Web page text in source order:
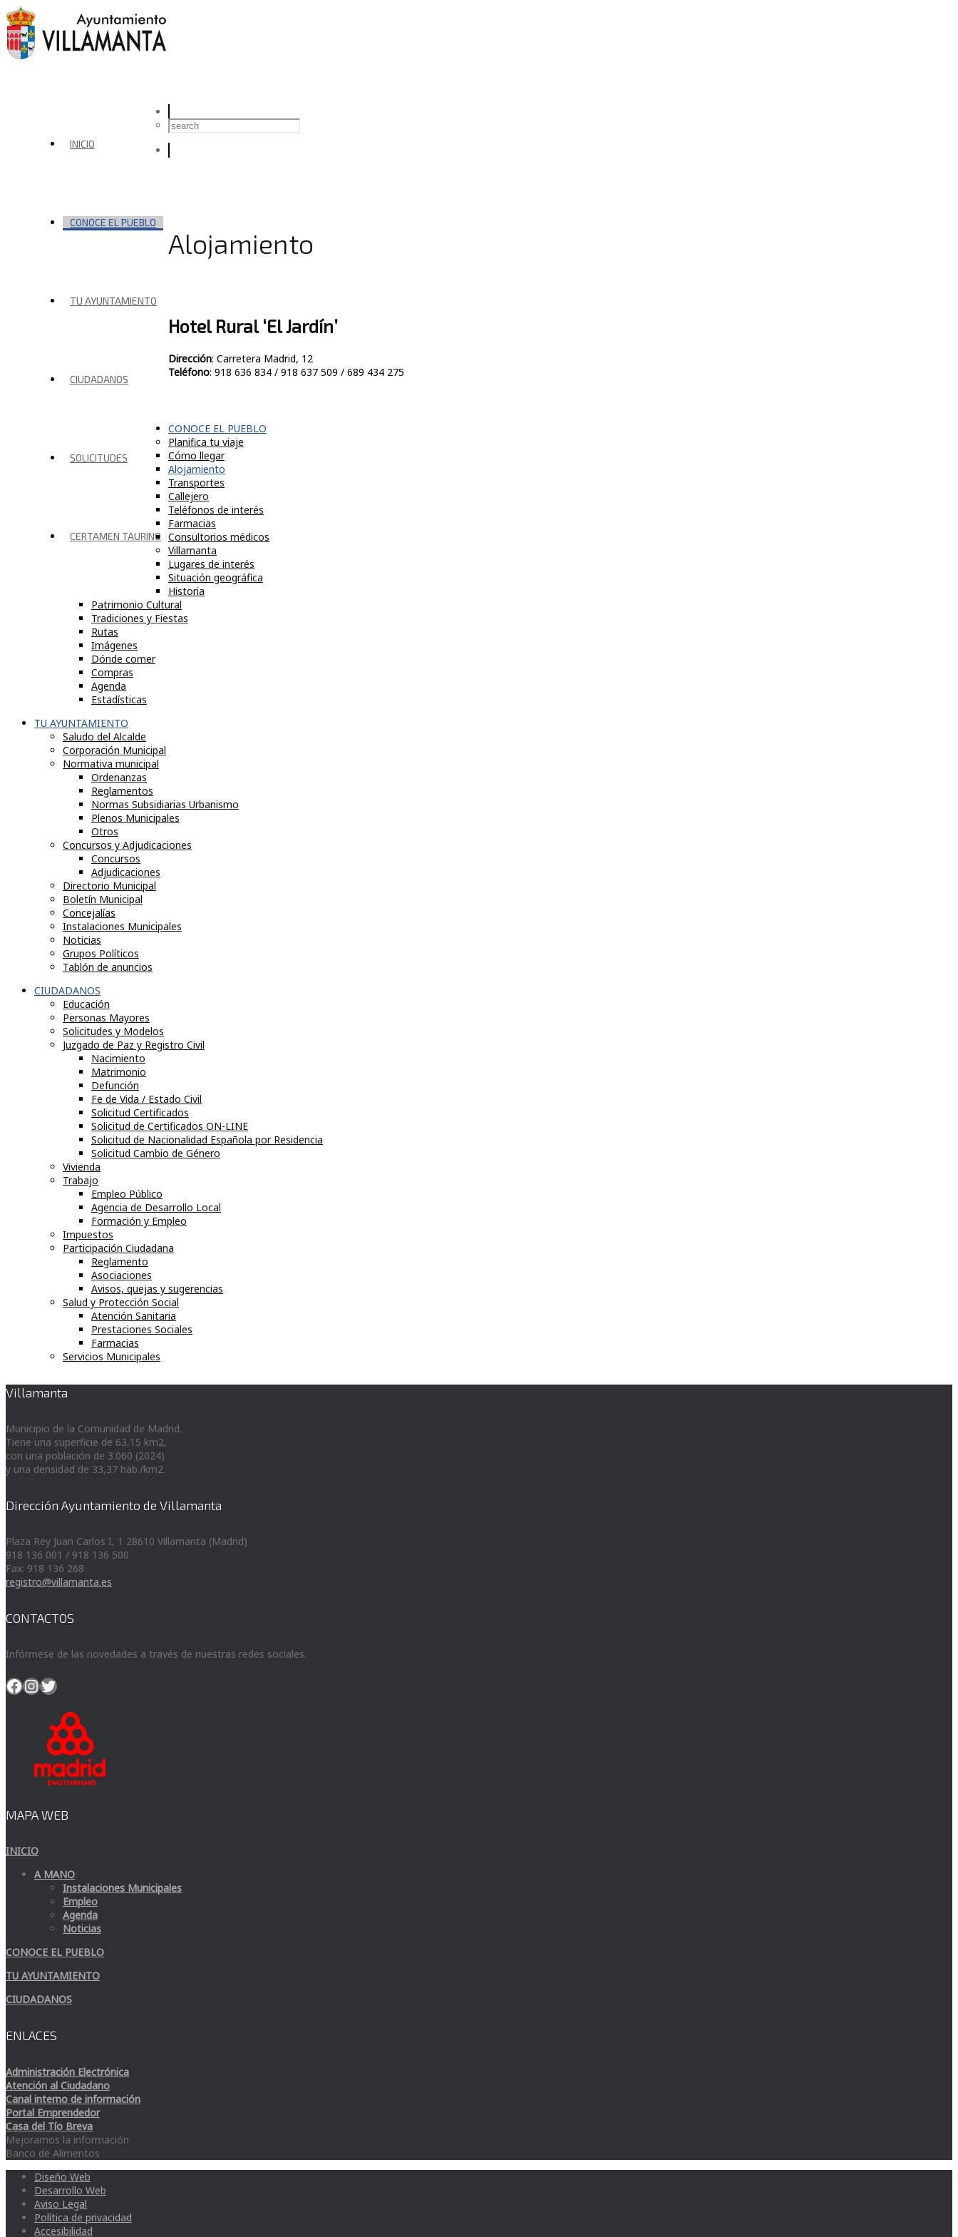
INICIO
CONOCE EL PUEBLO
TU AYUNTAMIENTO
CIUDADANOS
SOLICITUDES
CERTAMEN TAURINO
Alojamiento
Hotel Rural ‘El Jardín’
Dirección: Carretera Madrid, 12
Teléfono: 918 636 834 / 918 637 509 / 689 434 275
CONOCE EL PUEBLO
Planifica tu viaje
Cómo llegar
Alojamiento
Transportes
Callejero
Teléfonos de interés
Farmacias
Consultorios médicos
Villamanta
Lugares de interés
Situación geográfica
Historia
Patrimonio Cultural
Tradiciones y Fiestas
Rutas
Imágenes
Dónde comer
Compras
Agenda
Estadísticas
TU AYUNTAMIENTO
Saludo del Alcalde
Corporación Municipal
Normativa municipal
Ordenanzas
Reglamentos
Normas Subsidiarias Urbanismo
Plenos Municipales
Otros
Concursos y Adjudicaciones
Concursos
Adjudicaciones
Directorio Municipal
Boletín Municipal
Concejalías
Instalaciones Municipales
Noticias
Grupos Políticos
Tablón de anuncios
CIUDADANOS
Educación
Personas Mayores
Solicitudes y Modelos
Juzgado de Paz y Registro Civil
Nacimiento
Matrimonio
Defunción
Fe de Vida / Estado Civil
Solicitud Certificados
Solicitud de Certificados ON-LINE
Solicitud de Nacionalidad Española por Residencia
Solicitud Cambio de Género
Vivienda
Trabajo
Empleo Público
Agencia de Desarrollo Local
Formación y Empleo
Impuestos
Participación Ciudadana
Reglamento
Asociaciones
Avisos, quejas y sugerencias
Salud y Protección Social
Atención Sanitaria
Prestaciones Sociales
Farmacias
Servicios Municipales
Villamanta
Municipio de la Comunidad de Madrid.
Tiene una superficie de 63,15 km2,
con una población de 3.060 (2024)
y una densidad de 33,37 hab./km2.
Dirección Ayuntamiento de Villamanta
Plaza Rey Juan Carlos I, 1 28610 Villamanta (Madrid)
918 136 001 / 918 136 500
Fax: 918 136 268
registro@villamanta.es
CONTACTOS
Infórmese de las novedades a través de nuestras redes sociales.
Facebook
Instagram
Twitter
MAPA WEB
INICIO
A MANO:
Instalaciones Municipales
Empleo
Agenda
Noticias
CONOCE EL PUEBLO
TU AYUNTAMIENTO
CIUDADANOS
ENLACES
Administración Electrónica
Atención al Ciudadano
Canal interno de información
Portal Emprendedor
Casa del Tío Breva
Mejoramos la información
Banco de Alimentos
Diseño Web
Desarrollo Web
Aviso Legal
Política de privacidad
Accesibilidad